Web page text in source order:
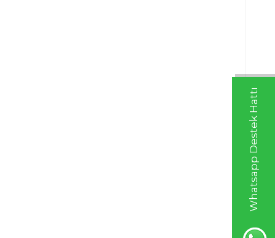
Whatsapp Destek Hattı